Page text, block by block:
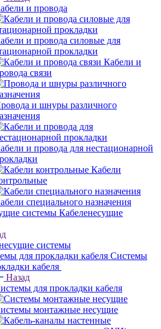
и провода
и провода силовые для
прокладки
Кабели и
связи
и шнуры различного
и провода для нестационарной
Кабели
специального назначения
Кабеленесущие
системы
Системы
кабеля
Назад
для прокладки кабеля
монтажные несущие